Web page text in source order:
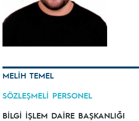
MELİH TEMEL
SÖZLEŞMELİ PERSONEL
BİLGİ İŞLEM DAİRE BAŞKANLIĞI